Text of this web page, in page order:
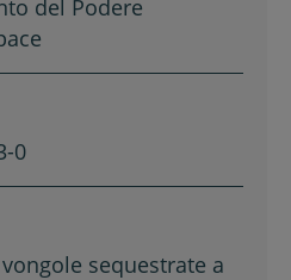
del Podere
0
sequestrate a